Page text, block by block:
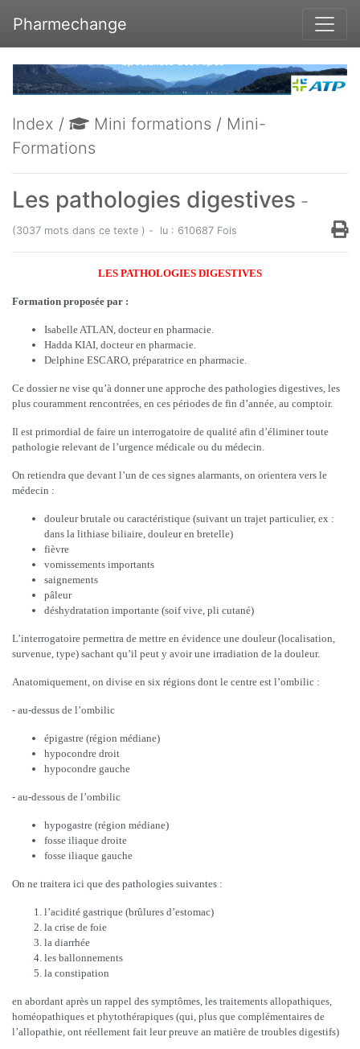
Pharmechange
Index / Mini formations / Mini-
Formations
Les pathologies digestives -
(3037 mots dans ce texte ) - lu : 610687 Fois
LES PATHOLOGIES DIGESTIVES
Formation proposée par :
Isabelle ATLAN, docteur en pharmacie.
Hadda KIAI, docteur en pharmacie.
Delphine ESCARO, préparatrice en pharmacie.
Ce dossier ne vise qu’à donner une approche des pathologies digestives, les
plus couramment rencontrées, en ces périodes de fin d’année, au comptoir.
Il est primordial de faire un interrogatoire de qualité afin d’éliminer toute
pathologie relevant de l’urgence médicale ou du médecin.
On retiendra que devant l’un de ces signes alarmants, on orientera vers le
médecin :
douleur brutale ou caractéristique (suivant un trajet particulier, ex :
dans la lithiase biliaire, douleur en bretelle)
fièvre
vomissements importants
saignements
pâleur
déshydratation importante (soif vive, pli cutané)
L’interrogatoire permettra de mettre en évidence une douleur (localisation,
survenue, type) sachant qu’il peut y avoir une irradiation de la douleur.
Anatomiquement, on divise en six régions dont le centre est l’ombilic :
- au-dessus de l’ombilic
épigastre (région médiane)
hypocondre droit
hypocondre gauche
- au-dessous de l’ombilic
hypogastre (région médiane)
fosse iliaque droite
fosse iliaque gauche
On ne traitera ici que des pathologies suivantes :
l’acidité gastrique (brûlures d’estomac)
la crise de foie
la diarrhée
les ballonnements
la constipation
en abordant après un rappel des symptômes, les traitements allopathiques,
homéopathiques et phytothérapiques (qui, plus que complémentaires de
l’allopathie, ont réellement fait leur preuve an matière de troubles digestifs)